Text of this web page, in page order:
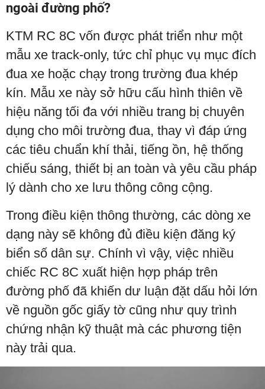
ngoài đường phố?
KTM RC 8C vốn được phát triển như một
mẫu xe track-only, tức chỉ phục vụ mục đích
đua xe hoặc chạy trong trường đua khép
kín. Mẫu xe này sở hữu cấu hình thiên về
hiệu năng tối đa với nhiều trang bị chuyên
dụng cho môi trường đua, thay vì đáp ứng
các tiêu chuẩn khí thải, tiếng ồn, hệ thống
chiếu sáng, thiết bị an toàn và yêu cầu pháp
lý dành cho xe lưu thông công cộng.
Trong điều kiện thông thường, các dòng xe
dạng này sẽ không đủ điều kiện đăng ký
biển số dân sự. Chính vì vậy, việc nhiều
chiếc RC 8C xuất hiện hợp pháp trên
đường phố đã khiến dư luận đặt dấu hỏi lớn
về nguồn gốc giấy tờ cũng như quy trình
chứng nhận kỹ thuật mà các phương tiện
này trải qua.